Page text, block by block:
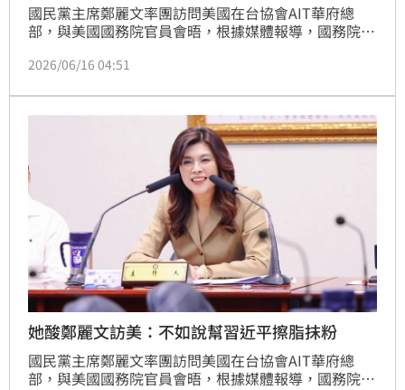
國民黨主席鄭麗文率團訪問美國在台協會AIT華府總
部，與美國國務院官員會晤，根據媒體報導，國務院僅
降了三級。對此，民進黨發言人吳崢也列出鄭麗文訪問
幫忙説？」。
2026/06/16 04:51
她酸鄭麗文訪美：不如說幫習近平擦脂抹粉
國民黨主席鄭麗文率團訪問美國在台協會AIT華府總
部，與美國國務院官員會晤，根據媒體報導，國務院僅